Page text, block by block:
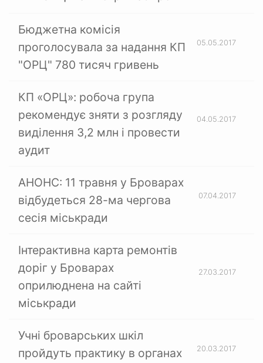
Бюджетна комісія
проголосувала за надання КП
"ОРЦ" 780 тисяч гривень
05.05.2017
КП «ОРЦ»: робоча група
рекомендує зняти з розгляду
виділення 3,2 млн і провести
аудит
04.05.2017
АНОНС: 11 травня у Броварах
відбудеться 28-ма чергова
сесія міськради
07.04.2017
Інтерактивна карта ремонтів
доріг у Броварах
оприлюднена на сайті
міськради
27.03.2017
Учні броварських шкіл
пройдуть практику в органах
20.03.2017